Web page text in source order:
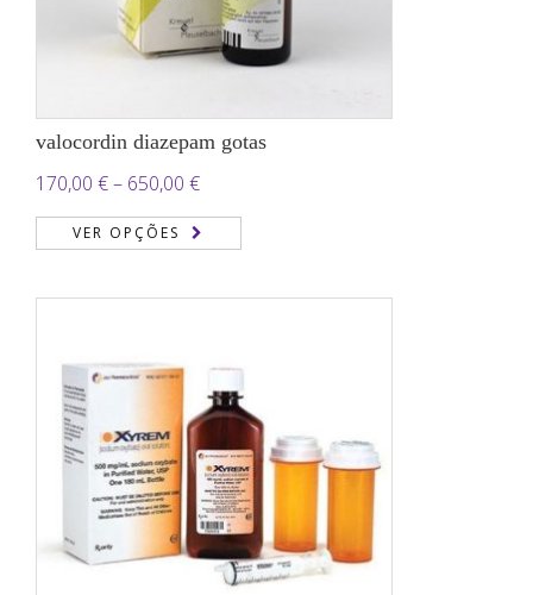
valocordin diazepam gotas
170,00 €– 650,00 €Price
range:
170,00 €
VER OPÇÕES